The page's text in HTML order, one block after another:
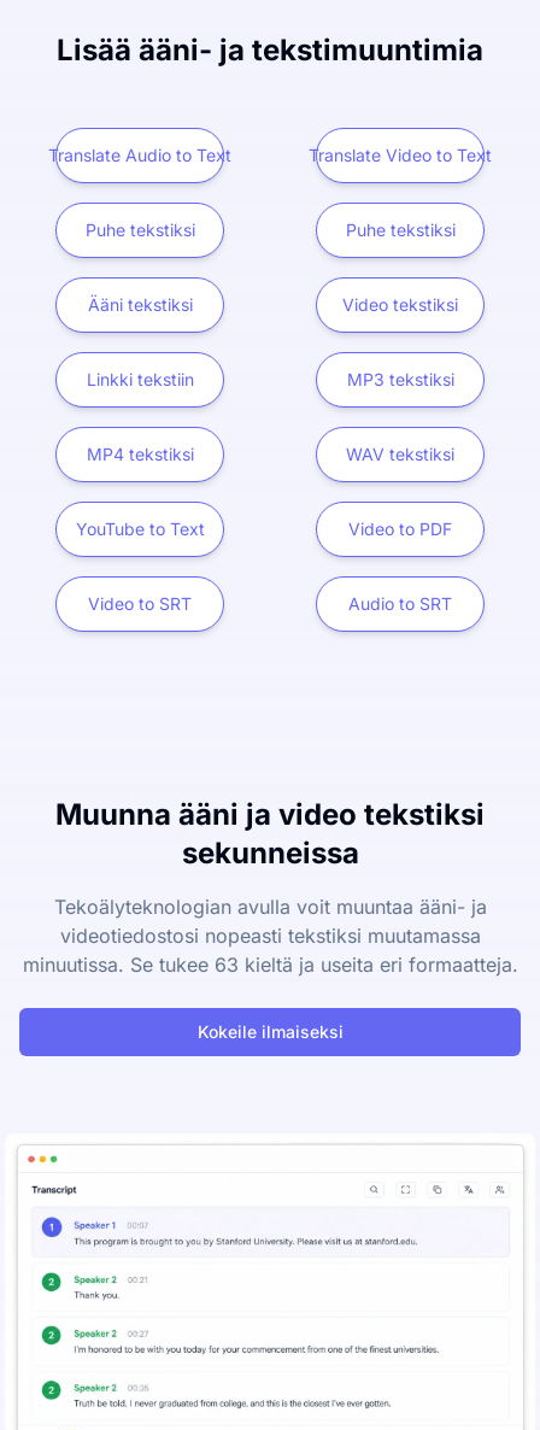
Lisää ääni- ja tekstimuuntimia
Translate Audio to Text Translate Video to Text
Puhe tekstiksi Puhe tekstiksi
Ääni tekstiksi Video tekstiksi
Linkki tekstiin MP3 tekstiksi
MP4 tekstiksi WAV tekstiksi
YouTube to Text Video to PDF
Video to SRT Audio to SRT
Muunna ääni ja video tekstiksi
sekunneissa
Tekoälyteknologian avulla voit muuntaa ääni- ja
videotiedostosi nopeasti tekstiksi muutamassa
minuutissa. Se tukee 63 kieltä ja useita eri formaatteja.
Kokeile ilmaiseksi